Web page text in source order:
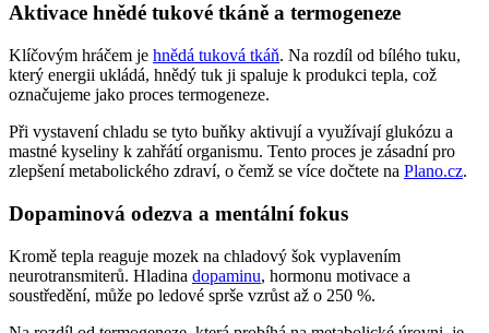
Aktivace hnědé tukové tkáně a termogeneze
Klíčovým hráčem je hnědá tuková tkáň. Na rozdíl od bílého tuku,
který energii ukládá, hnědý tuk ji spaluje k produkci tepla, což
označujeme jako proces termogeneze.
Při vystavení chladu se tyto buňky aktivují a využívají glukózu a
mastné kyseliny k zahřátí organismu. Tento proces je zásadní pro
zlepšení metabolického zdraví, o čemž se více dočtete na Plano.cz.
Dopaminová odezva a mentální fokus
Kromě tepla reaguje mozek na chladový šok vyplavením
neurotransmiterů. Hladina dopaminu, hormonu motivace a
soustředění, může po ledové sprše vzrůst až o 250 %.